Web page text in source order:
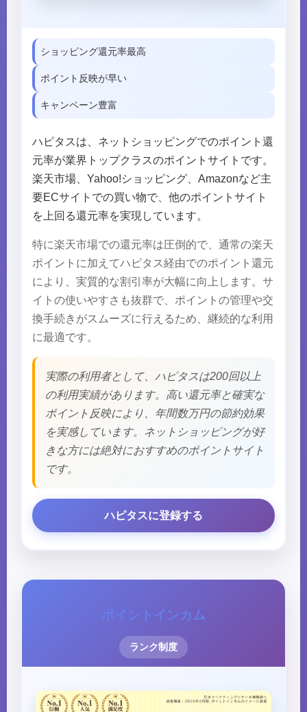
ショッピング還元率最高
ポイント反映が早い
キャンペーン豊富
ハピタスは、ネットショッピングでのポイント還
元率が業界トップクラスのポイントサイトです。
楽天市場、Yahoo!ショッピング、Amazonなど主
要ECサイトでの買い物で、他のポイントサイト
を上回る還元率を実現しています。
特に楽天市場での還元率は圧倒的で、通常の楽天
ポイントに加えてハピタス経由でのポイント還元
により、実質的な割引率が大幅に向上します。サ
イトの使いやすさも抜群で、ポイントの管理や交
換手続きがスムーズに行えるため、継続的な利用
に最適です。
実際の利用者として、ハピタスは200回以上
の利用実績があります。高い還元率と確実な
ポイント反映により、年間数万円の節約効果
を実感しています。ネットショッピングが好
きな方には絶対におすすめのポイントサイト
です。
ハピタスに登録する
ポイントインカム
ランク制度